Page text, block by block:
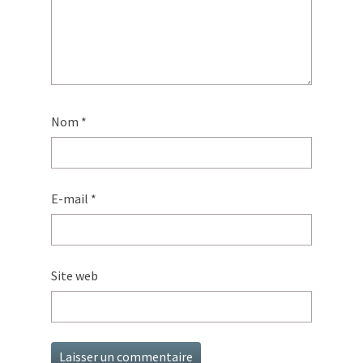
Nom *
E-mail *
Site web